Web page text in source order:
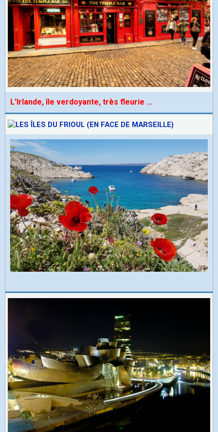
L'Irlande, île verdoyante, très fleurie ...